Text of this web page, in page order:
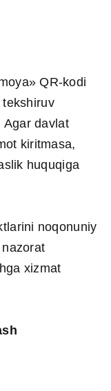
QR-kodi
Agar davlat
kiritmasa,
huquqiga
noqonuniy
xizmat